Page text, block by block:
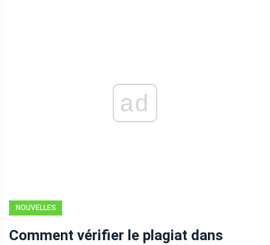
ad
NOUVELLES
Comment vérifier le plagiat dans